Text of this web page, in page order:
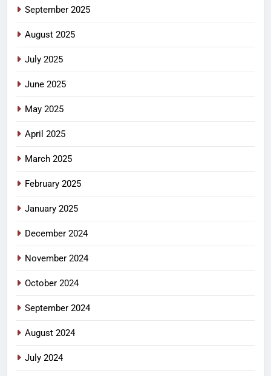
September 2025
August 2025
July 2025
June 2025
May 2025
April 2025
March 2025
February 2025
January 2025
December 2024
November 2024
October 2024
September 2024
August 2024
July 2024